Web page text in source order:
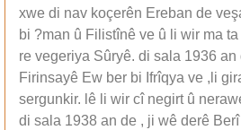
xwe di nav koçerên Ereban de
bi ?man û Filistînê ve û li wir ma
re vegeriya Sûryê. di sala 1936 an
Firinsayê Ew ber bi Ifrîqya ve ,li
sergunkir. lê li wir cî negirt û
di sala 1938 an de , ji wê derê